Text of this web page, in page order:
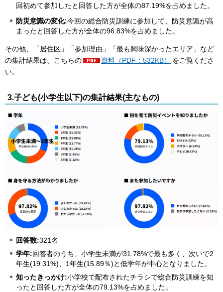
回初めて参加したと回答した方が全体の87.19%を占めました。
防災意識の変化:今回の総合防災訓練に参加して、防災意識が高
まったと回答した方が全体の96.83%を占めました。
その他、「居住区」「参加理由」「最も興味深かったエリア」など
の集計結果は、こちらの
資料（PDF：532KB）
をご覧くださ
い。
3.子ども(小学生以下)の集計結果(主なもの)
回答数:321名
学年:回答者のうち、小学生未満が31.78%で最も多く、次いで2
年生(19.31%)、1年生(15.89％)と低学年が中心となりました。
知ったきっかけ:小学校で配布されたチラシで総合防災訓練を知
ったと回答した方が全体の79.13%を占めました。